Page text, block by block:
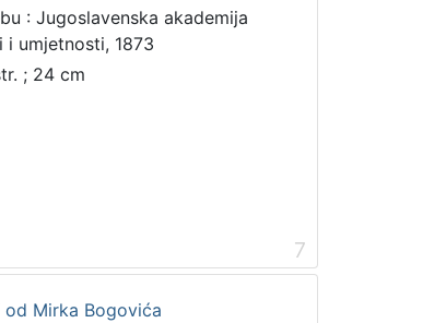
: Jugoslavenska akademija
i umjetnosti, 1873
; 24 cm
7
Mirka Bogovića